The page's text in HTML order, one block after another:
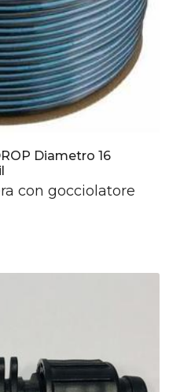
Diametro 16
con gocciolatore